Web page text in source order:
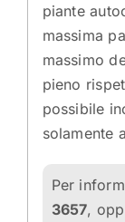
piante
massima
massimo
pieno
possibile
solamente
Per
3657,